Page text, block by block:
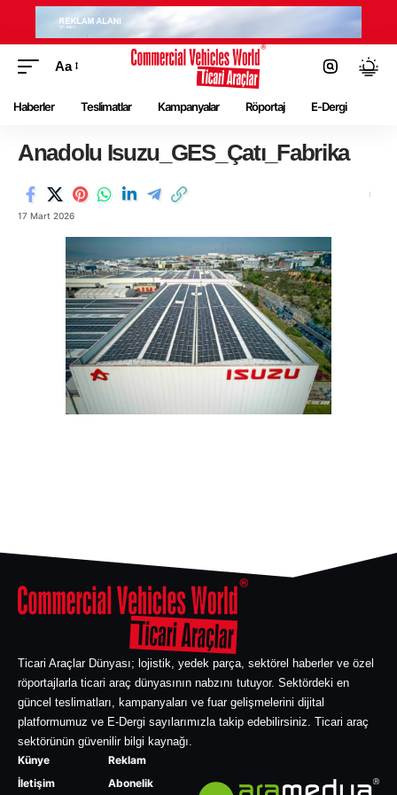
Aa
Haberler Teslimatlar Kampanyalar Röportaj E-Dergi
Anadolu Isuzu_GES_Çatı_Fabrika
17 Mart 2026
Ticari Araçlar Dünyası; lojistik, yedek parça, sektörel haberler ve özel
röportajlarla ticari araç dünyasının nabzını tutuyor. Sektördeki en
güncel teslimatları, kampanyaları ve fuar gelişmelerini dijital
platformumuz ve E-Dergi sayılarımızla takip edebilirsiniz. Ticari araç
sektörünün güvenilir bilgi kaynağı.
Künye
İletişim
Reklam
Abonelik